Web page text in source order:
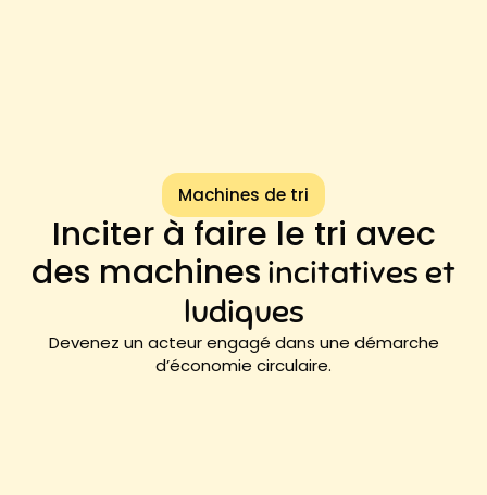
Machines de tri
Inciter à faire le tri avec
des machines incitatives et
ludiques
Devenez un acteur engagé dans une démarche
d’économie circulaire.